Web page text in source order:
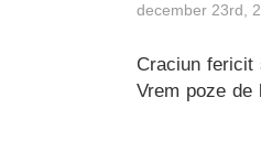
december 23rd,
Craciun fericit
Vrem poze